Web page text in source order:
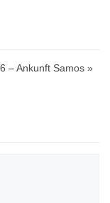
– Ankunft Samos »